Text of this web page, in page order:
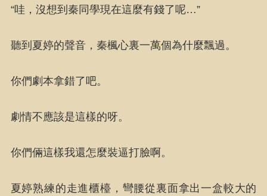
“哇，沒想到秦同學現在這麼有錢了呢…”
聽到夏婷的聲音，秦楓心裏一萬個為什麼飄過。
你們劇本拿錯了吧。
劇情不應該是這樣的呀。
你們倆這樣我還怎麼裝逼打臉啊。
夏婷熟練的走進櫃檯，彎腰從裏面拿出一盒較大的